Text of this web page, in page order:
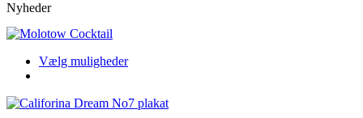
Nyheder
Vælg mulighederDette
flere